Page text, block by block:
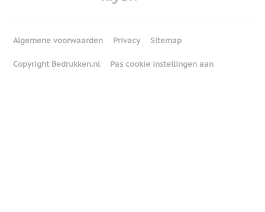
Algemene voorwaarden Privacy Sitemap
Copyright Bedrukken.nl Pas cookie instellingen aan